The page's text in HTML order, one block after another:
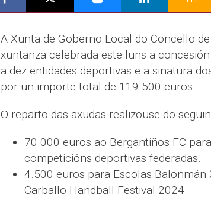
A Xunta de Goberno Local do Concello
xuntanza celebrada este luns a
a dez entidades deportivas e a sinatura
por un importe total de 119.500 euros.
O reparto das axudas realizouse do
70.000 euros ao Bergantiños FC
competicións deportivas federadas.
4.500 euros para Escolas
Carballo Handball Festival 2024.